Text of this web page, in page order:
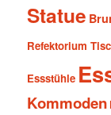
Statue
Refektorium
Essstühle
Kommoden